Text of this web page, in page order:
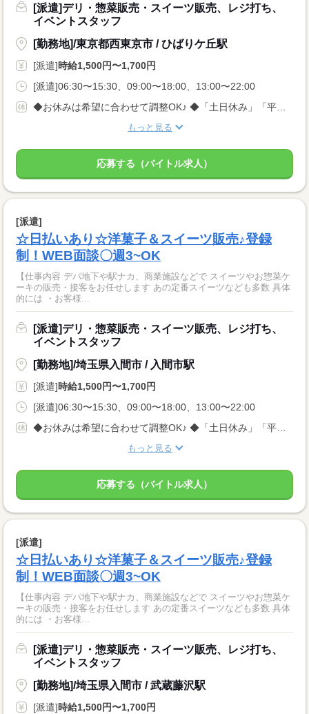
[派遣]デリ・惣菜販売・スイーツ販売、レジ打ち、
イベントスタッフ
[勤務地]/東京都西東京市 / ひばりケ丘駅
[派遣]時給1,500円〜1,700円
[派遣]06:30〜15:30、09:00〜18:00、13:00〜22:00
◆お休みは希望に合わせて調整OK♪ ◆「土日休み」「平日休み」などもお気軽にご相談ください！ ◆テスト期間や家庭の事情など、柔軟に対応します◎
もっと見る
応募する（バイトル求人）
[派遣]
☆日払いあり☆洋菓子＆スイーツ販売♪登録
制！WEB面談〇週3~OK
【仕事内容 デパ地下や駅ナカ、商業施設などで スイーツやお惣菜ケ
ーキの販売・接客をお任せします あの定番スイーツなども多数 具体
的には ・お客様...
[派遣]デリ・惣菜販売・スイーツ販売、レジ打ち、
イベントスタッフ
[勤務地]/埼玉県入間市 / 入間市駅
[派遣]時給1,500円〜1,700円
[派遣]06:30〜15:30、09:00〜18:00、13:00〜22:00
◆お休みは希望に合わせて調整OK♪ ◆「土日休み」「平日休み」などもお気軽にご相談ください！ ◆テスト期間や家庭の事情など、柔軟に対応します◎
もっと見る
応募する（バイトル求人）
[派遣]
☆日払いあり☆洋菓子＆スイーツ販売♪登録
制！WEB面談〇週3~OK
【仕事内容 デパ地下や駅ナカ、商業施設などで スイーツやお惣菜ケ
ーキの販売・接客をお任せします あの定番スイーツなども多数 具体
的には ・お客様...
[派遣]デリ・惣菜販売・スイーツ販売、レジ打ち、
イベントスタッフ
[勤務地]/埼玉県入間市 / 武蔵藤沢駅
[派遣]時給1,500円〜1,700円